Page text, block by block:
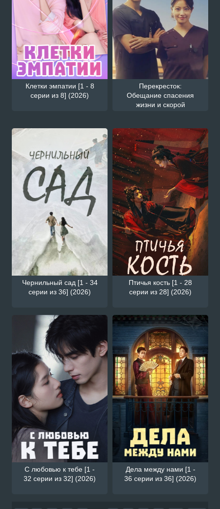
Клетки эмпатии [1 - 8
серии из 8] (2026)
Перекресток:
Обещание спасения
жизни и скорой
Чернильный сад [1 - 34
серии из 36] (2026)
Птичья кость [1 - 28
серии из 28] (2026)
С любовью к тебе [1 -
32 серии из 32] (2026)
Дела между нами [1 -
36 серии из 36] (2026)